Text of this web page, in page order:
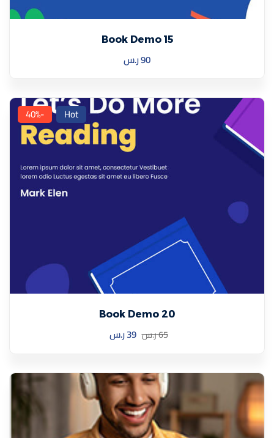
Book Demo 15
90ر.س
Hot
-40%
Book Demo 20
65ر.س 39ر.س